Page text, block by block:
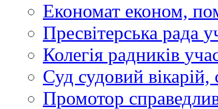
Економат економ,
Пресвітерська рада
Колегія радників
Суд судовий вікарій,
Промотор